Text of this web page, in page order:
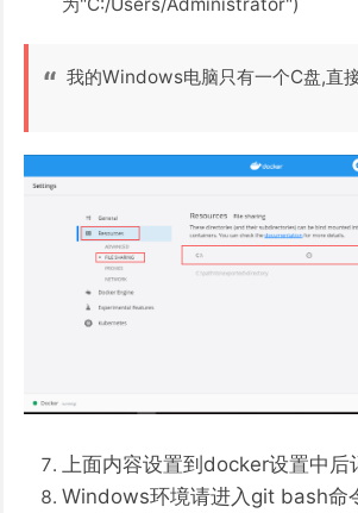
我的Windows电脑只有一个C盘,直
上面内容设置到docker设置中后
Windows环境请进入git bash命